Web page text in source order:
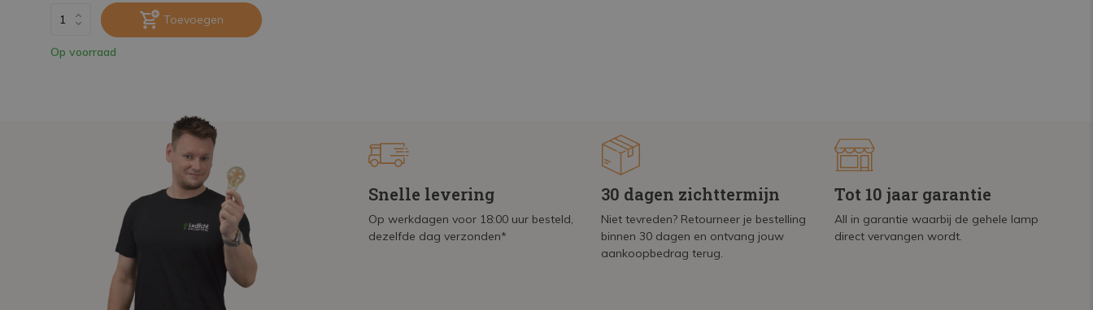
Toevoegen
Op voorraad
Snelle levering
Op werkdagen voor 18:00 uur besteld,
dezelfde dag verzonden*
30 dagen zichttermijn
Niet tevreden? Retourneer je bestelling
binnen 30 dagen en ontvang jouw
aankoopbedrag terug.
Tot 10 jaar garantie
All in garantie waarbij de gehele lamp
direct vervangen wordt.